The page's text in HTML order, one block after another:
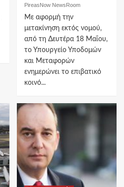
PireasNow NewsRoom
Με αφορμή την
μετακίνηση εκτός νομού,
από τη Δευτέρα 18 Μαΐου,
το Υπουργείο Υποδομών
και Μεταφορών
ενημερώνει το επιβατικό
κοινό...